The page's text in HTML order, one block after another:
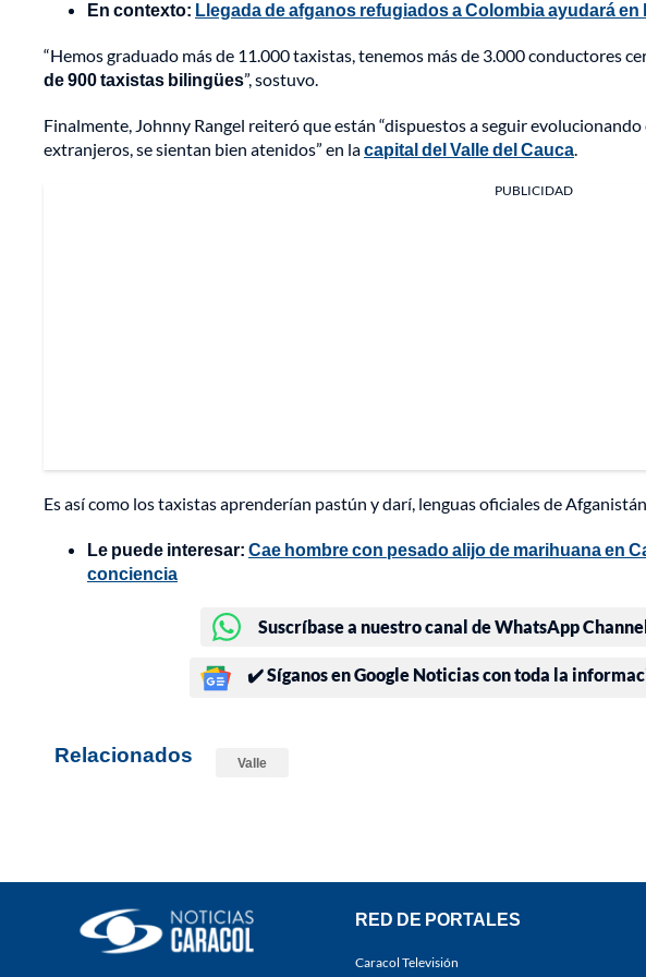
En contexto: Llegada de afganos refugiados a Colombia ayudará
“Hemos graduado más de 11.000 taxistas, tenemos más de 3.000 conductores
de 900 taxistas bilingües”, sostuvo.
Finalmente, Johnny Rangel reiteró que están “dispuestos a seguir
extranjeros, se sientan bien atenidos” en lacapital del Valle del Cauca.
PUBLICIDAD
Es así como los taxistas aprenderían pastún y darí, lenguas oficiales de
Le puede interesar: Cae hombre con pesado alijo de marihuana en
conciencia
Suscríbase a nuestro canal de WhatsApp
✔️ Síganos en Google Noticias con toda la
Relacionados Valle
RED DE PORTALES
Caracol Televisión